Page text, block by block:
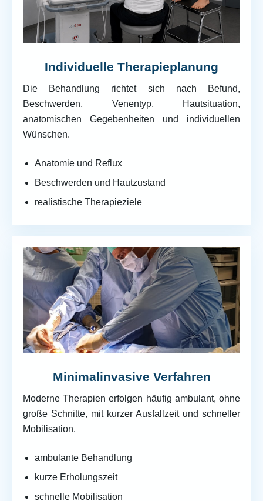
Individuelle Therapieplanung
Die Behandlung richtet sich nach Befund,
Beschwerden, Venentyp, Hautsituation,
anatomischen Gegebenheiten und individuellen
Wünschen.
Anatomie und Reflux
Beschwerden und Hautzustand
realistische Therapieziele
Minimalinvasive Verfahren
Moderne Therapien erfolgen häufig ambulant, ohne
große Schnitte, mit kurzer Ausfallzeit und schneller
Mobilisation.
ambulante Behandlung
kurze Erholungszeit
schnelle Mobilisation